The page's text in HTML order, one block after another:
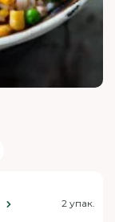
2 упак.